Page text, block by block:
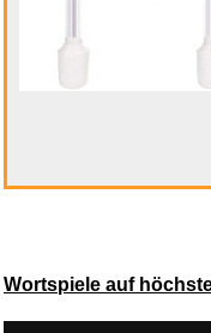
Wortspiele auf